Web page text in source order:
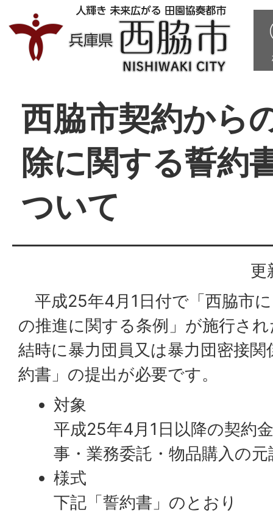
西脇市契約から
除に関する誓約
ついて
更
平成25年4月1日付で「西脇市
の推進に関する条例」が施行さ
結時に暴力団員又は暴力団密接
約書」の提出が必要です。
対象
平成25年4月1日以降の契約
事・業務委託・物品購入の
様式
下記「誓約書」のとおり